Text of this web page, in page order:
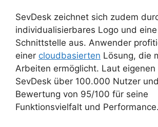
SevDesk zeichnet sich zudem
individualisierbares Logo und eine
Schnittstelle aus. Anwender
einer cloudbasierten Lösung, die
Arbeiten ermöglicht. Laut
SevDesk über 100.000 Nutzer
Bewertung von 95/100 für seine
Funktionsvielfalt und Performance.